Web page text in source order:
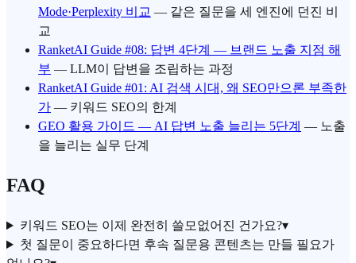
Mode·Perplexity 비교 — 같은 질문을 세 엔진에 던진 비
교
RanketAI Guide #08: 답변 4단계 — 브랜드 노출 지점 해
부 — LLM이 답변을 조립하는 과정
RanketAI Guide #01: AI 검색 시대, 왜 SEO만으론 부족한
가 — 키워드 SEO의 한계
GEO 활용 가이드 — AI 답변 노출 늘리는 5단계 — 노출
을 늘리는 실무 단계
FAQ
키워드 SEO는 이제 완전히 쓸모없어진 건가요?▾
첫 질문이 중요하다면 후속 질문용 콘텐츠는 만들 필요가